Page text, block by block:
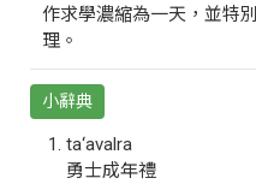
作求學濃縮為一天，並特
理。
小辭典
ta‘avalra
勇士成年禮